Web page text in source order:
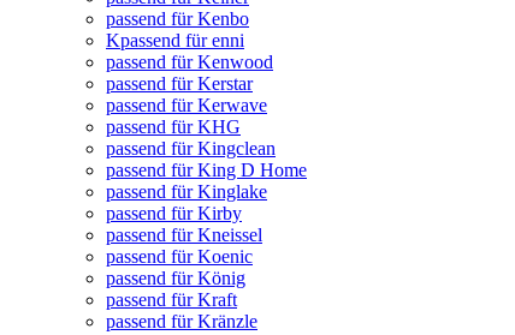
passend für Kenbo
Kpassend für enni
passend für Kenwood
passend für Kerstar
passend für Kerwave
passend für KHG
passend für Kingclean
passend für King D Home
passend für Kinglake
passend für Kirby
passend für Kneissel
passend für Koenic
passend für König
passend für Kraft
passend für Kränzle